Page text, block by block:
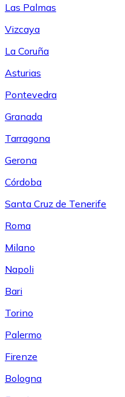
Las Palmas
Vizcaya
La Coruña
Asturias
Pontevedra
Granada
Tarragona
Gerona
Córdoba
Santa Cruz de Tenerife
Roma
Milano
Napoli
Bari
Torino
Palermo
Firenze
Bologna